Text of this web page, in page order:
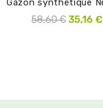
58,60 € 35,16 €